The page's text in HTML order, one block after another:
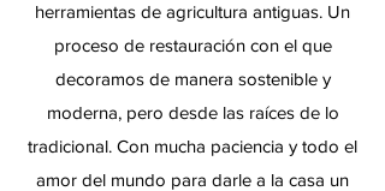
herramientas de agricultura antiguas. Un
proceso de restauración con el que
decoramos de manera sostenible y
moderna, pero desde las raíces de lo
tradicional. Con mucha paciencia y todo el
amor del mundo para darle a la casa un